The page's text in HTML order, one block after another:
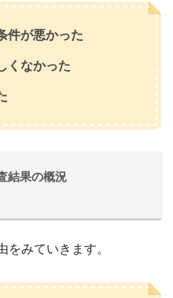
件が悪かった
くなかった
結果の概況
をみていきます。